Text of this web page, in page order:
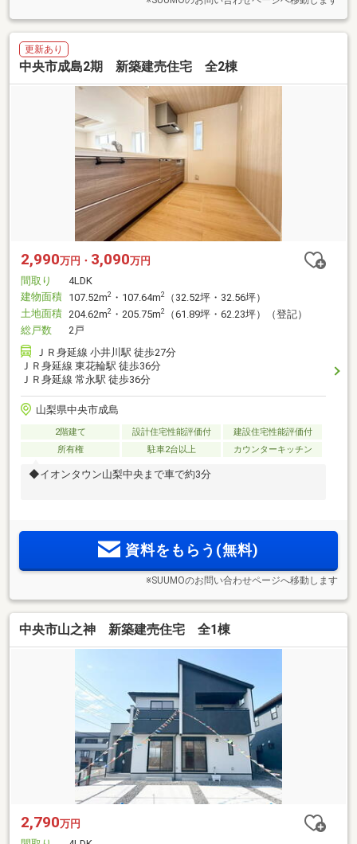
更新あり
中央市成島2期 新築建売住宅 全2棟
2,990万円・ 3,090万円
間取り
4LDK
建物面積 107.52m2 ・107.64m2
（32.52坪・32.56坪）
土地面積 204.62m2 ・205.75m2
（61.89坪・62.23坪）（登記）
総戸数
2戸
ＪＲ身延線 小井川駅 徒歩27分
ＪＲ身延線 東花輪駅 徒歩36分
ＪＲ身延線 常永駅 徒歩36分
山梨県中央市成島
2階建て 設計住宅性能評価付
建設住宅性能評価付
所有権
駐車2台以上 カウンターキッチン
◆イオンタウン山梨中央まで車で約3分
資料をもらう(無料)
※SUUMOのお問い合わせページへ移動します
中央市山之神 新築建売住宅 全1棟
2,790万円